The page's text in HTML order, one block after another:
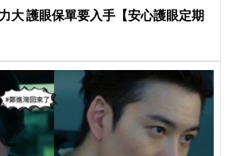
大 護眼保單要入手【安心護眼定期